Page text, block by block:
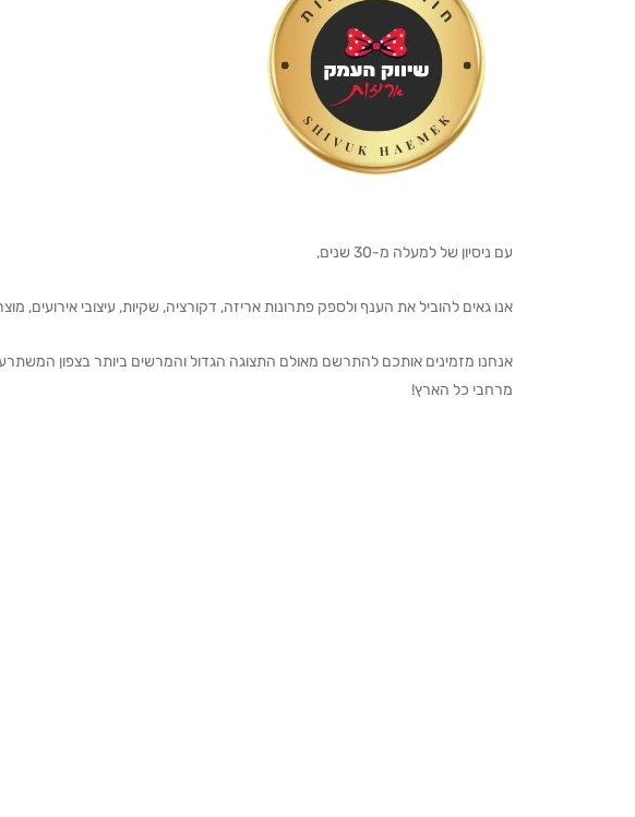
עם ניסיון של למעלה מ-30 שנים,
אנו גאים להוביל את הענף ולספק פתרונות אריזה, דקורציה, שקיות, עיצובי אירועים,
מרחבי כל הארץ!